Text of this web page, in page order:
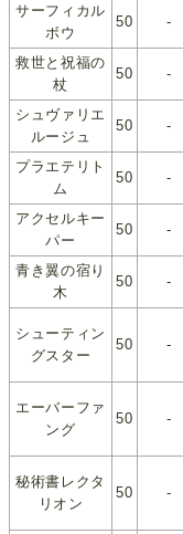
サーフィカル
ボウ
50 -
救世と祝福の
杖
50 -
シュヴァリエ
ルージュ
50 -
プラエテリト
ム
50 -
アクセルキー
パー
50 -
青き翼の宿り
木
50 -
シューティン
グスター
50 -
エーバーファ
ング
50 -
秘術書レクタ
リオン
50 -